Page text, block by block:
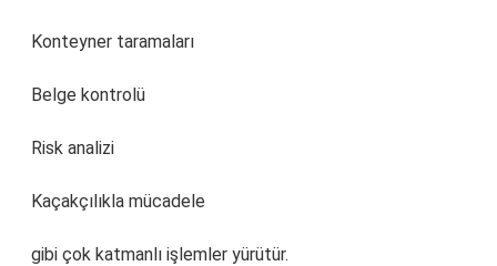
Konteyner taramaları
Belge kontrolü
Risk analizi
Kaçakçılıkla mücadele
gibi çok katmanlı işlemler yürütür.